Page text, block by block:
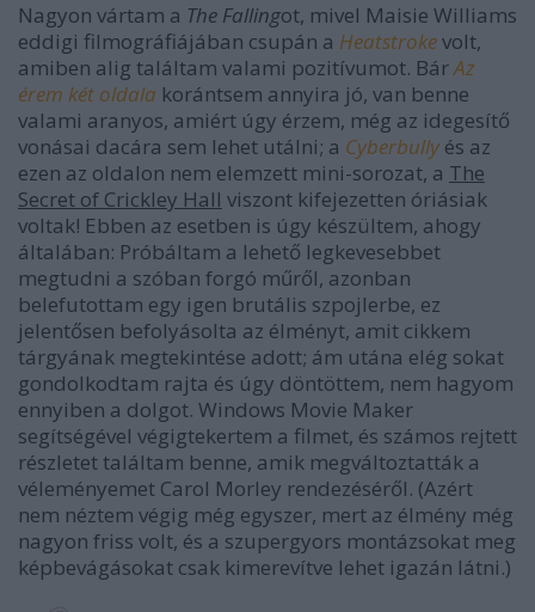
Nagyon vártam a The Fallingot, mivel Maisie Williams
eddigi filmográfiájában csupán a Heatstrokevolt,
amiben alig találtam valami pozitívumot. BárAz
érem két oldala korántsem annyira jó, van benne
valami aranyos, amiért úgy érzem, még az idegesítő
vonásai dacára sem lehet utálni; a Cyberbullyés az
ezen az oldalon nem elemzett mini-sorozat, a The
Secret of Crickley Hall viszont kifejezetten óriásiak
voltak! Ebben az esetben is úgy készültem, ahogy
általában: Próbáltam a lehető legkevesebbet
megtudni a szóban forgó műről, azonban
belefutottam egy igen brutális szpojlerbe, ez
jelentősen befolyásolta az élményt, amit cikkem
tárgyának megtekintése adott; ám utána elég sokat
gondolkodtam rajta és úgy döntöttem, nem hagyom
ennyiben a dolgot. Windows Movie Maker
segítségével végigtekertem a filmet, és számos rejtett
részletet találtam benne, amik megváltoztatták a
véleményemet Carol Morley rendezéséről. (Azért
nem néztem végig még egyszer, mert az élmény még
nagyon friss volt, és a szupergyors montázsokat meg
képbevágásokat csak kimerevítve lehet igazán látni.)